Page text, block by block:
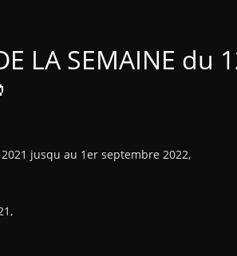
LA SEMAINE du
jusqu au 1er septembre 2022,